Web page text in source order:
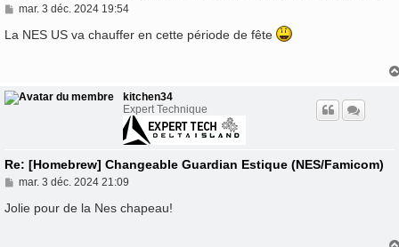
M
s
mar. 3 déc. 2024 19:54
La NES US va chauffer en cette période de fête
kitchen34
Expert Technique
Re: [Homebrew] Changeable Guardian Estique (NES/Famicom)
M
s
mar. 3 déc. 2024 21:09
Jolie pour de la Nes chapeau!